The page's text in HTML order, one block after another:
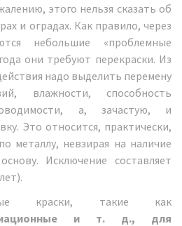
этого нельзя сказать об
и оградах. Как правило, через
небольшие «проблемные
они требуют перекраски. Из
надо выделить перемену
влажности, способность
а, зачастую, и
Это относится, практически,
металлу, невзирая на наличие
Исключение составляет
краски, такие как
и т. д., для